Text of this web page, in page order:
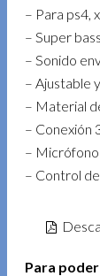
– Para ps4,
– Super bass
– Sonido
– Ajustable
– Material
– Conexión
–
– Control
Para